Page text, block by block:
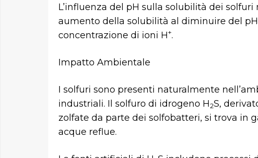
L’influenza del pH sulla solubilità dei
aumento della solubilità al diminuire del
concentrazione di ioni H+.
Impatto Ambientale
I solfuri sono presenti naturalmente
industriali. Il solfuro di idrogeno H2S,
zolfate da parte dei solfobatteri, si trova in
acque reflue.